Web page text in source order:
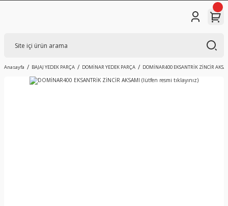
Anasayfa BAJAJ YEDEK PARÇA DOMİNAR YEDEK PARÇA DOMİNAR400 EKSANTRİK ZİNCİR